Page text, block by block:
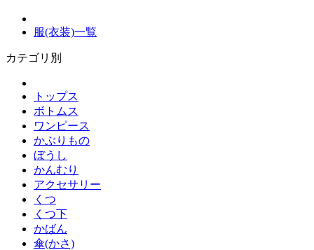
服(衣装)一覧
カテゴリ別
トップス
ボトムス
ワンピース
かぶりもの
ぼうし
かんむり
アクセサリー
くつ
くつ下
かばん
傘(かさ)